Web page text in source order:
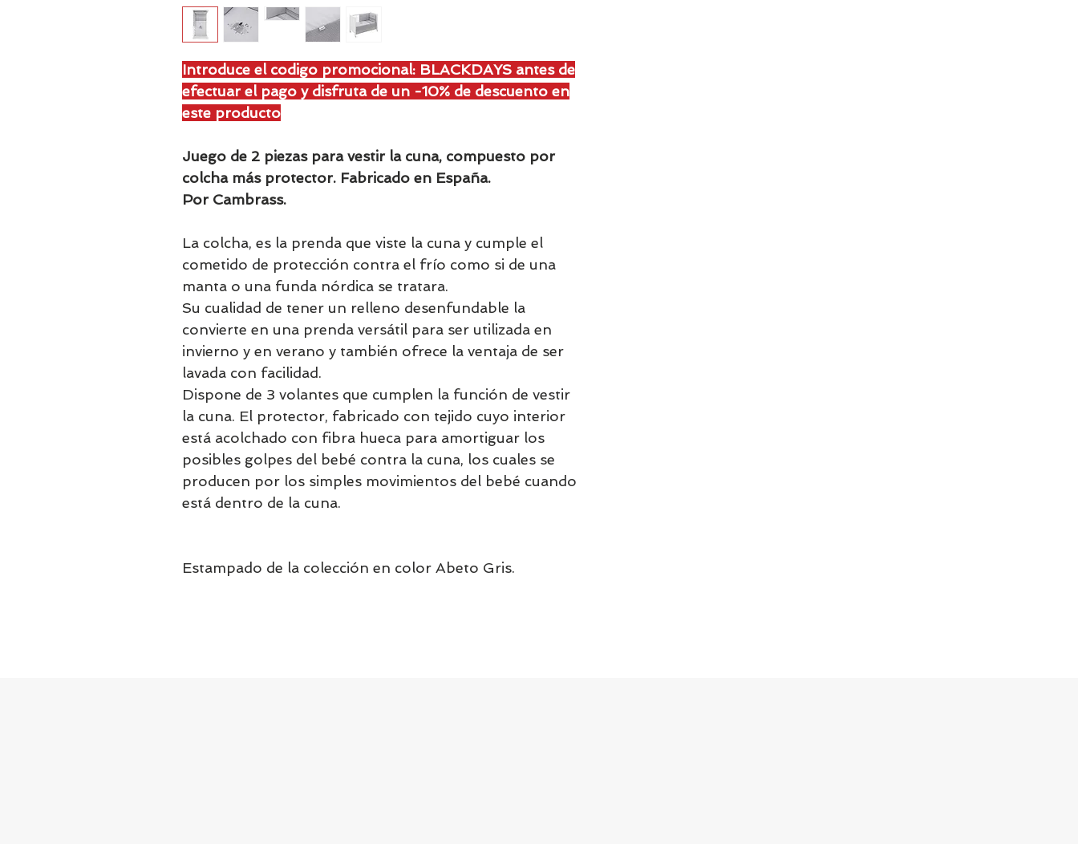
Introduce el codigo promocional: BLACKDAYS antes de
efectuar el pago y disfruta de un -10% de descuento en
este producto
Juego de 2 piezas para vestir la cuna, compuesto por
colcha más protector. Fabricado en España.
Por Cambrass.
La colcha, es la prenda que viste la cuna y cumple el
cometido de protección contra el frío como si de una
manta o una funda nórdica se tratara.
Su cualidad de tener un relleno desenfundable la
convierte en una prenda versátil para ser utilizada en
invierno y en verano y también ofrece la ventaja de ser
lavada con facilidad.
Dispone de 3 volantes que cumplen la función de vestir
la cuna. El protector, fabricado con tejido cuyo interior
está acolchado con fibra hueca para amortiguar los
posibles golpes del bebé contra la cuna, los cuales se
producen por los simples movimientos del bebé cuando
está dentro de la cuna.
Estampado de la colección en color Abeto Gris.